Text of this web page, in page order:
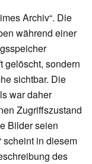
Archiv“. Die
während einer
gelöscht, sondern
sichtbar. Die
war daher
Zugriffszustand
Bilder seien
scheint in diesem
des